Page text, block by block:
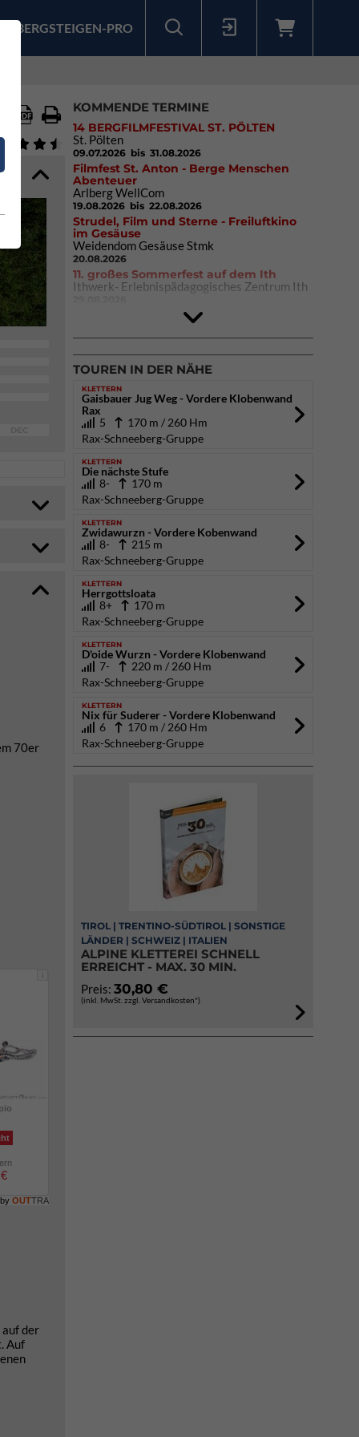
BERGSTEIGEN-PRO
70er
i
OUTTRA
der
Auf
KOMMENDE TERMINE
14 BERGFILMFESTIVAL ST. PÖLTEN
St. Pölten
09.07.2026 bis 31.08.2026
Filmfest St. Anton - Berge Menschen
Abenteuer
Arlberg WellCom
19.08.2026 bis 22.08.2026
Strudel, Film und Sterne - Freiluftkino
im Gesäuse
Weidendom Gesäuse Stmk
20.08.2026
11. großes Sommerfest auf dem Ith
Ithwerk- Erlebnispädagogisches Zentrum Ith
02.10.2026bis 04.10.2026
TOUREN IN DER NÄHE
KLETTERN
Gaisbauer Jug Weg - Vordere Klobenwand
Rax
5
170 m / 260 Hm
Rax-Schneeberg-Gruppe
KLETTERN
Die nächste Stufe
8-
170 m
Rax-Schneeberg-Gruppe
KLETTERN
Zwidawurzn - Vordere Kobenwand
8-
215 m
Rax-Schneeberg-Gruppe
KLETTERN
Herrgottsloata
8+
170 m
Rax-Schneeberg-Gruppe
KLETTERN
D'oide Wurzn - Vordere Klobenwand
7-
220 m / 260 Hm
Rax-Schneeberg-Gruppe
KLETTERN
Nix für Suderer - Vordere Klobenwand
6
170 m / 260 Hm
Rax-Schneeberg-Gruppe
TIROL | TRENTINO-SÜDTIROL | SONSTIGE
LÄNDER | SCHWEIZ | ITALIEN
ALPINE KLETTEREI SCHNELL
ERREICHT - MAX. 30 MIN.
Preis: 30,80 €
(inkl. MwSt. zzgl. Versandkosten*)